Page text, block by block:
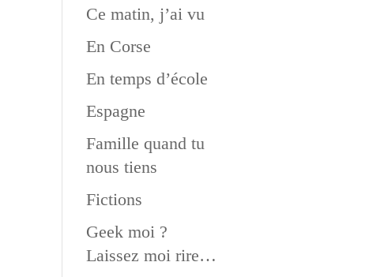
Ce matin, j’ai vu
En Corse
En temps d’école
Espagne
Famille quand tu
nous tiens
Fictions
Geek moi ?
Laissez moi rire…